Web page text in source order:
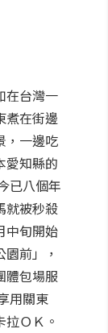
在台灣一
煮在街邊
，一邊吃
愛知縣的
已八個年
就被秒殺
中旬開始
前」，
體包場服
用關東
ＯＫ。